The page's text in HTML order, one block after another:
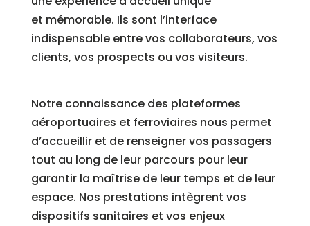
et mémorable. Ils sont l’interface
indispensable entre vos collaborateurs, vos
clients, vos prospects ou vos visiteurs.
Notre connaissance des plateformes
aéroportuaires et ferroviaires nous permet
d’accueillir et de renseigner vos passagers
tout au long de leur parcours pour leur
garantir la maîtrise de leur temps et de leur
espace. Nos prestations intègrent vos
dispositifs sanitaires et vos enjeux